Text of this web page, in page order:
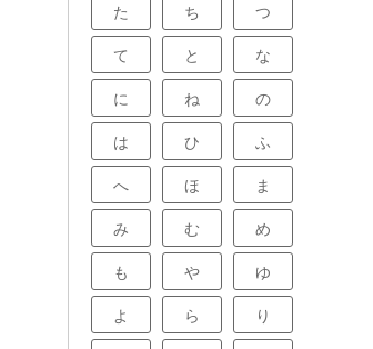
た ち つ
て と な
に ね の
は ひ ふ
へ ほ ま
み む め
も や ゆ
よ ら り